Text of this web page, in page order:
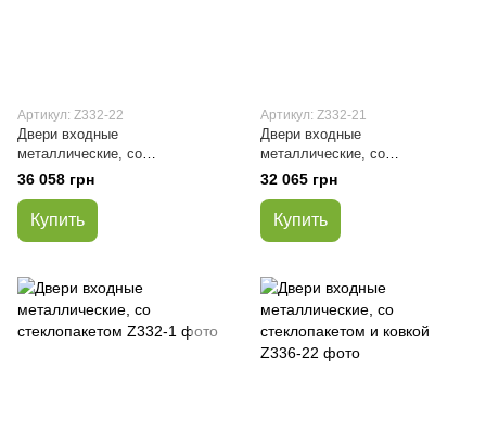
Артикул: Z332-22
Двери входные
металлические, со
стеклопакетом
36 058 грн
Купить
Артикул: Z332-21
Двери входные
металлические, со
стеклопакетом
32 065 грн
Купить